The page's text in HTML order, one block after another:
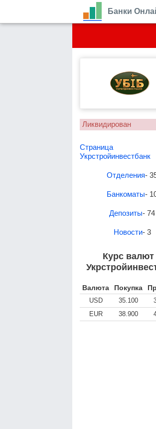
Банки
Ликвидирован
Страница
Укрстройинвестбанк
Отделения-
Банкоматы-
Депозиты- 74
Новости- 3
Курс валют
Валюта Покупка
USD 35.100
EUR
38.900